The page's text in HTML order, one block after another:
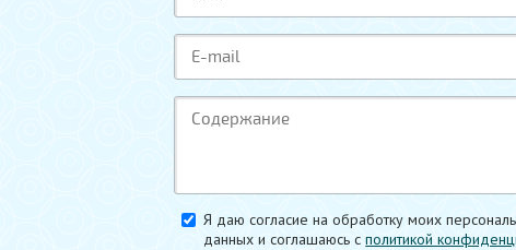
Я даю согласие на обработку моих
данных и соглашаюсь cполитикой